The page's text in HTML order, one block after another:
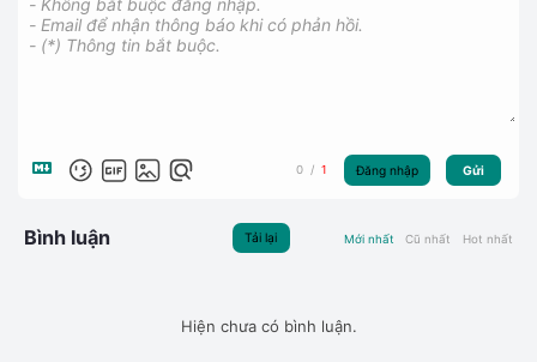
0 /1 Đăng nhập Gửi
Bình luận Tải lại Mới nhất Cũ nhất Hot nhất
Hiện chưa có bình luận.